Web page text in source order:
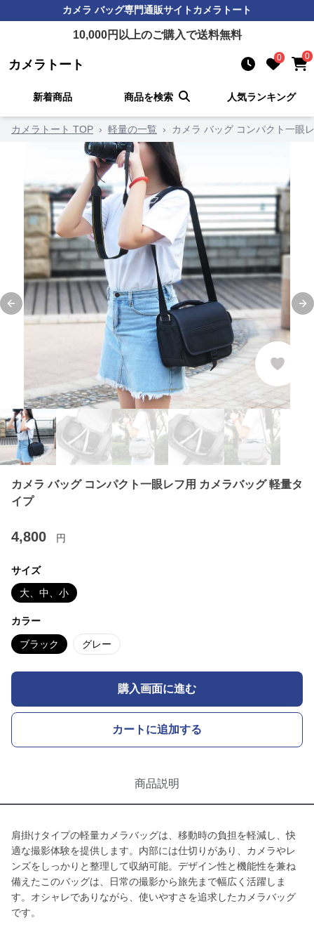
カメラ バッグ専門通販サイトカメラトート
10,000円以上のご購入で送料無料
カメラトート 0 0
新着商品 商品を検索 人気ランキング
カメラトート TOP › 軽量の一覧 › カメラ バッグ コンパクト一眼
Previous slide
カメラ バッグ コンパクト一眼レフ用 カメラバッグ 軽量タ
イプ
4,800 円
サイズ
大、中、小
カラー
ブラック グレー
購入画面に進む
カートに追加する
商品説明
肩掛けタイプの軽量カメラバッグは、移動時の負担を軽減し、快
適な撮影体験を提供します。内部には仕切りがあり、カメラやレ
ンズをしっかりと整理して収納可能。デザイン性と機能性を兼ね
備えたこのバッグは、日常の撮影から旅先まで幅広く活躍しま
す。オシャレでありながら、使いやすさを追求したカメラバッグ
です。